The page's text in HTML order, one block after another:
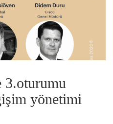
3.oturumu
yönetimi